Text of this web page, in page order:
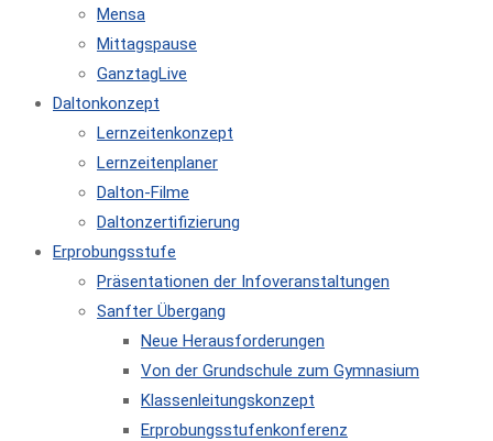
Mensa
Mittagspause
GanztagLive
Daltonkonzept
Lernzeitenkonzept
Lernzeitenplaner
Dalton-Filme
Daltonzertifizierung
Erprobungsstufe
Präsentationen der Infoveranstaltungen
Sanfter Übergang
Neue Herausforderungen
Von der Grundschule zum Gymnasium
Klassenleitungskonzept
Erprobungsstufenkonferenz